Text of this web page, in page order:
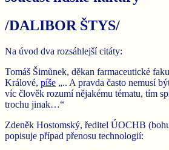
/DALIBOR ŠTYS/
Na úvod dva rozsáhlejší citáty:
Tomáš Šimůnek, děkan farmaceutické
Králové, píše „.. A pravda často nemusí
víc člověk rozumí nějakému tématu, tím
trochu jinak…“
Zdeněk Hostomský, ředitel ÚOCHB
popisuje případ přenosu technologií: